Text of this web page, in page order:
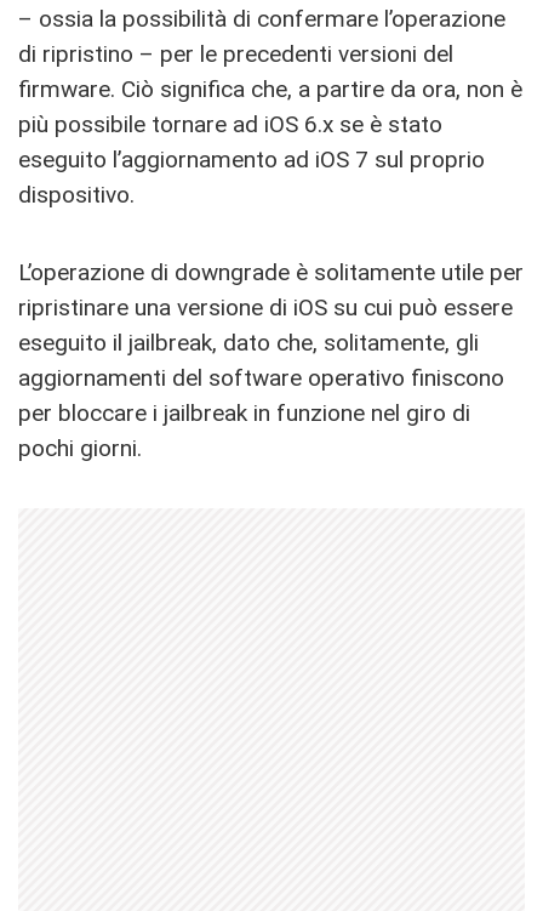
– ossia la possibilità di confermare l’operazione
di ripristino – per le precedenti versioni del
firmware. Ciò significa che, a partire da ora, non è
più possibile tornare ad iOS 6.x se è stato
eseguito l’aggiornamento ad iOS 7 sul proprio
dispositivo.
L’operazione di downgrade è solitamente utile per
ripristinare una versione di iOS su cui può essere
eseguito il jailbreak, dato che, solitamente, gli
aggiornamenti del software operativo finiscono
per bloccare i jailbreak in funzione nel giro di
pochi giorni.